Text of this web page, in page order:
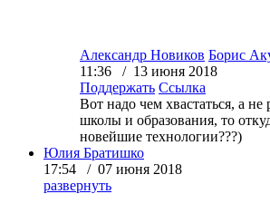
Александр Новиков Борис
11:36 / 13 июня 2018
Поддержать Ссылка
Вот надо чем хвастаться, а
школы и образования, то
новейшие технологии???)
Юлия Братишко
17:54 / 07 июня 2018
развернуть